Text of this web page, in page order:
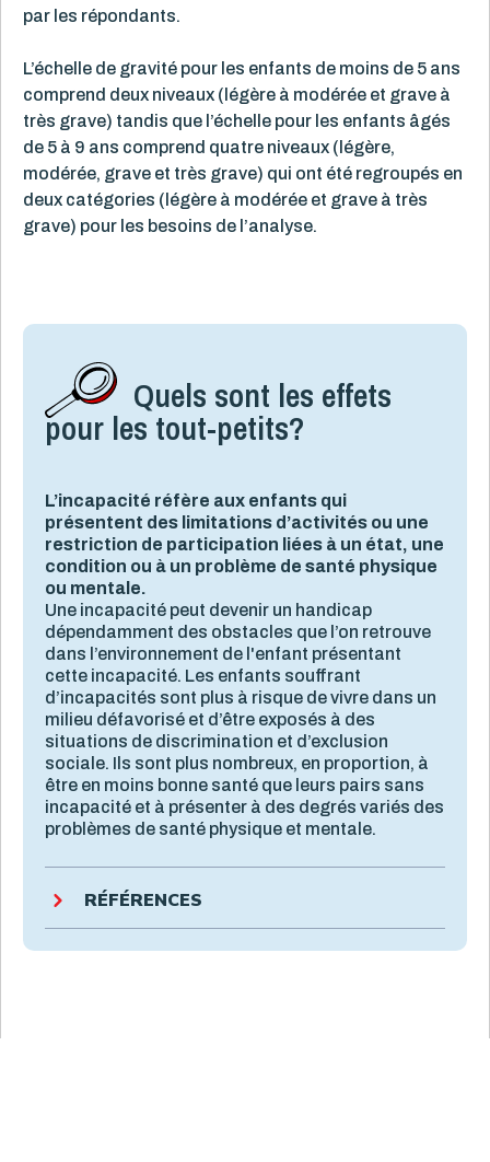
par les répondants.
L’échelle de gravité pour les enfants de moins de 5 ans
comprend deux niveaux (légère à modérée et grave à
très grave) tandis que l’échelle pour les enfants âgés
de 5 à 9 ans comprend quatre niveaux (légère,
modérée, grave et très grave) qui ont été regroupés en
deux catégories (légère à modérée et grave à très
grave) pour les besoins de l’analyse.
Quels sont les effets
pour les tout-petits?
L’incapacité réfère aux enfants qui
présentent des limitations d’activités ou une
restriction de participation liées à un état, une
condition ou à un problème de santé physique
ou mentale.
Une incapacité peut devenir un handicap
dépendamment des obstacles que l’on retrouve
dans l’environnement de l'enfant présentant
cette incapacité. Les enfants souffrant
d’incapacités sont plus à risque de vivre dans un
milieu défavorisé et d’être exposés à des
situations de discrimination et d’exclusion
sociale. Ils sont plus nombreux, en proportion, à
être en moins bonne santé que leurs pairs sans
incapacité et à présenter à des degrés variés des
problèmes de santé physique et mentale.
RÉFÉRENCES